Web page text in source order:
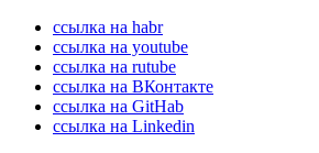
ссылка на habr
ссылка на youtube
ссылка на rutube
ссылка на ВКонтакте
ссылка на GitHab
ссылка на Linkedin